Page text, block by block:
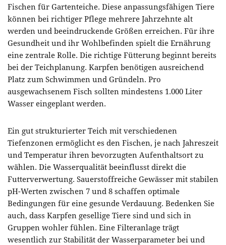
Fischen für Gartenteiche. Diese anpassungsfähigen Tiere
können bei richtiger Pflege mehrere Jahrzehnte alt
werden und beeindruckende Größen erreichen. Für ihre
Gesundheit und ihr Wohlbefinden spielt die Ernährung
eine zentrale Rolle. Die richtige Fütterung beginnt bereits
bei der Teichplanung. Karpfen benötigen ausreichend
Platz zum Schwimmen und Gründeln. Pro
ausgewachsenem Fisch sollten mindestens 1.000 Liter
Wasser eingeplant werden.
Ein gut strukturierter Teich mit verschiedenen
Tiefenzonen ermöglicht es den Fischen, je nach Jahreszeit
und Temperatur ihren bevorzugten Aufenthaltsort zu
wählen. Die Wasserqualität beeinflusst direkt die
Futterverwertung. Sauerstoffreiche Gewässer mit stabilen
pH-Werten zwischen 7 und 8 schaffen optimale
Bedingungen für eine gesunde Verdauung. Bedenken Sie
auch, dass Karpfen gesellige Tiere sind und sich in
Gruppen wohler fühlen. Eine Filteranlage trägt
wesentlich zur Stabilität der Wasserparameter bei und